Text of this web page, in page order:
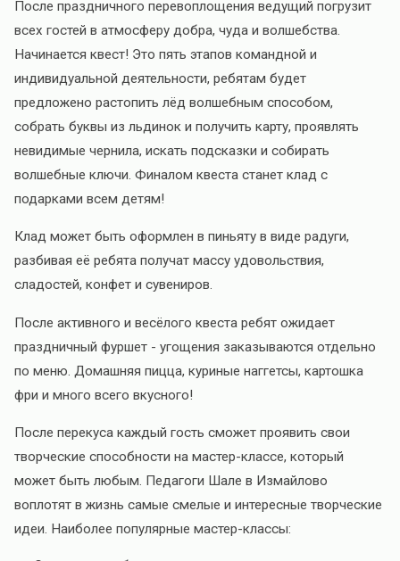
После праздничного перевоплощения ведущий погрузит
всех гостей в атмосферу добра, чуда и волшебства.
Начинается квест! Это пять этапов командной и
индивидуальной деятельности, ребятам будет
предложено растопить лёд волшебным способом,
собрать буквы из льдинок и получить карту, проявлять
невидимые чернила, искать подсказки и собирать
волшебные ключи. Финалом квеста станет клад с
подарками всем детям!
Клад может быть оформлен в пиньяту в виде радуги,
разбивая её ребята получат массу удовольствия,
сладостей, конфет и сувениров.
После активного и весёлого квеста ребят ожидает
праздничный фуршет - угощения заказываются отдельно
по меню. Домашняя пицца, куриные наггетсы, картошка
фри и много всего вкусного!
После перекуса каждый гость сможет проявить свои
творческие способности на мастер-классе, который
может быть любым. Педагоги Шале в Измайлово
воплотят в жизнь самые смелые и интересные творческие
идеи. Наиболее популярные мастер-классы: